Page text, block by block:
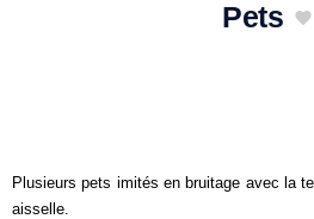
Pets
Plusieurs pets imités en bruitage avec la
aisselle.